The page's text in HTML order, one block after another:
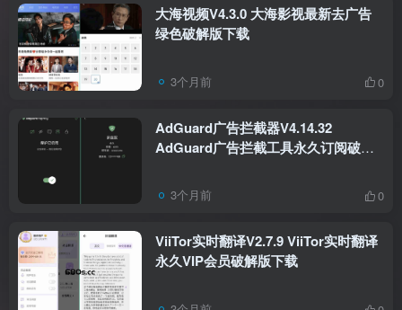
大海视频V4.3.0 大海影视最新去广告
绿色破解版下载
3个月前 0
AdGuard广告拦截器V4.14.32
AdGuard广告拦截工具永久订阅破解
3个月前 0
ViiTor实时翻译V2.7.9 ViiTor实时翻译
永久VIP会员破解版下载